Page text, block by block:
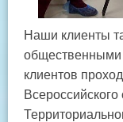
Наши клиенты
общественными
клиентов